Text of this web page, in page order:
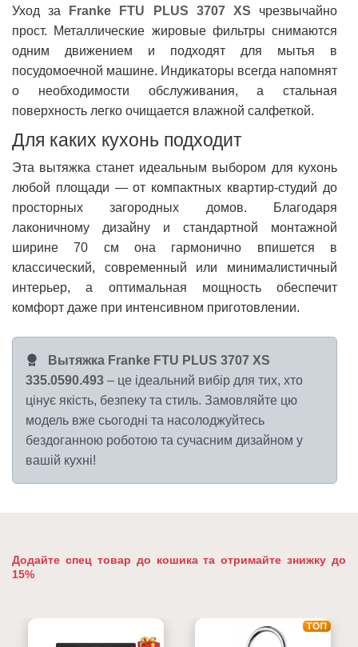
Уход за Franke FTU PLUS 3707 XS чрезвычайно
прост. Металлические жировые фильтры снимаются
одним движением и подходят для мытья в
посудомоечной машине. Индикаторы всегда напомнят
о необходимости обслуживания, а стальная
поверхность легко очищается влажной салфеткой.
Для каких кухонь подходит
Эта вытяжка станет идеальным выбором для кухонь
любой площади — от компактных квартир-студий до
просторных загородных домов. Благодаря
лаконичному дизайну и стандартной монтажной
ширине 70 см она гармонично впишется в
классический, современный или минималистичный
интерьер, а оптимальная мощность обеспечит
комфорт даже при интенсивном приготовлении.
Вытяжка Franke FTU PLUS 3707 XS
335.0590.493 – це ідеальний вибір для тих, хто
цінує якість, безпеку та стиль. Замовляйте цю
модель вже сьогодні та насолоджуйтесь
бездоганною роботою та сучасним дизайном у
вашій кухні!
Додайте спец товар до кошика та отримайте знижку до
15%